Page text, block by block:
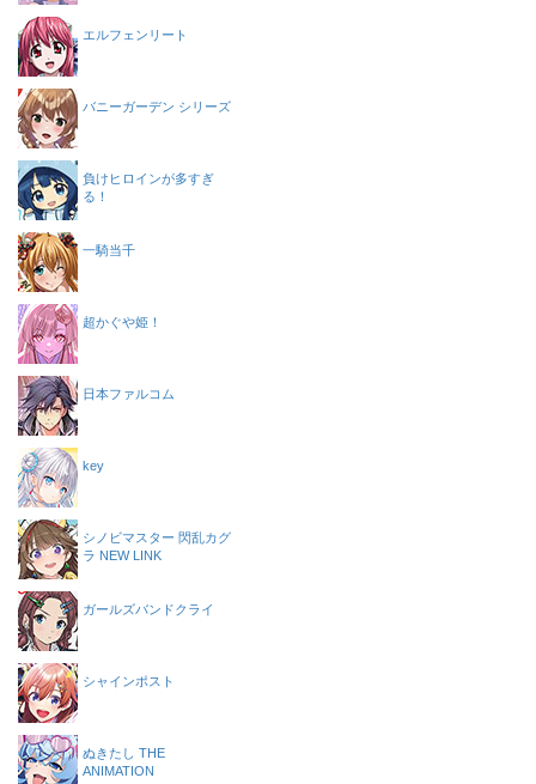
エルフェンリート
バニーガーデン シリーズ
負けヒロインが多すぎ
る！
一騎当千
超かぐや姫！
日本ファルコム
key
シノビマスター 閃乱カグ
ラ NEW LINK
ガールズバンドクライ
シャインポスト
ぬきたし THE
ANIMATION